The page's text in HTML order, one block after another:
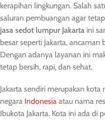
kerapihan lingkungan. Salah
saluran pembuangan agar
jasa sedot lumpur Jakarta ini
besar seperti Jakarta,
Dengan adanya layanan ini
tetap bersih, rapi, dan sehat.
Jakarta sendiri merupakan
negara Indonesia atau nama
Ibukota Jakarta. Kota ini ada di